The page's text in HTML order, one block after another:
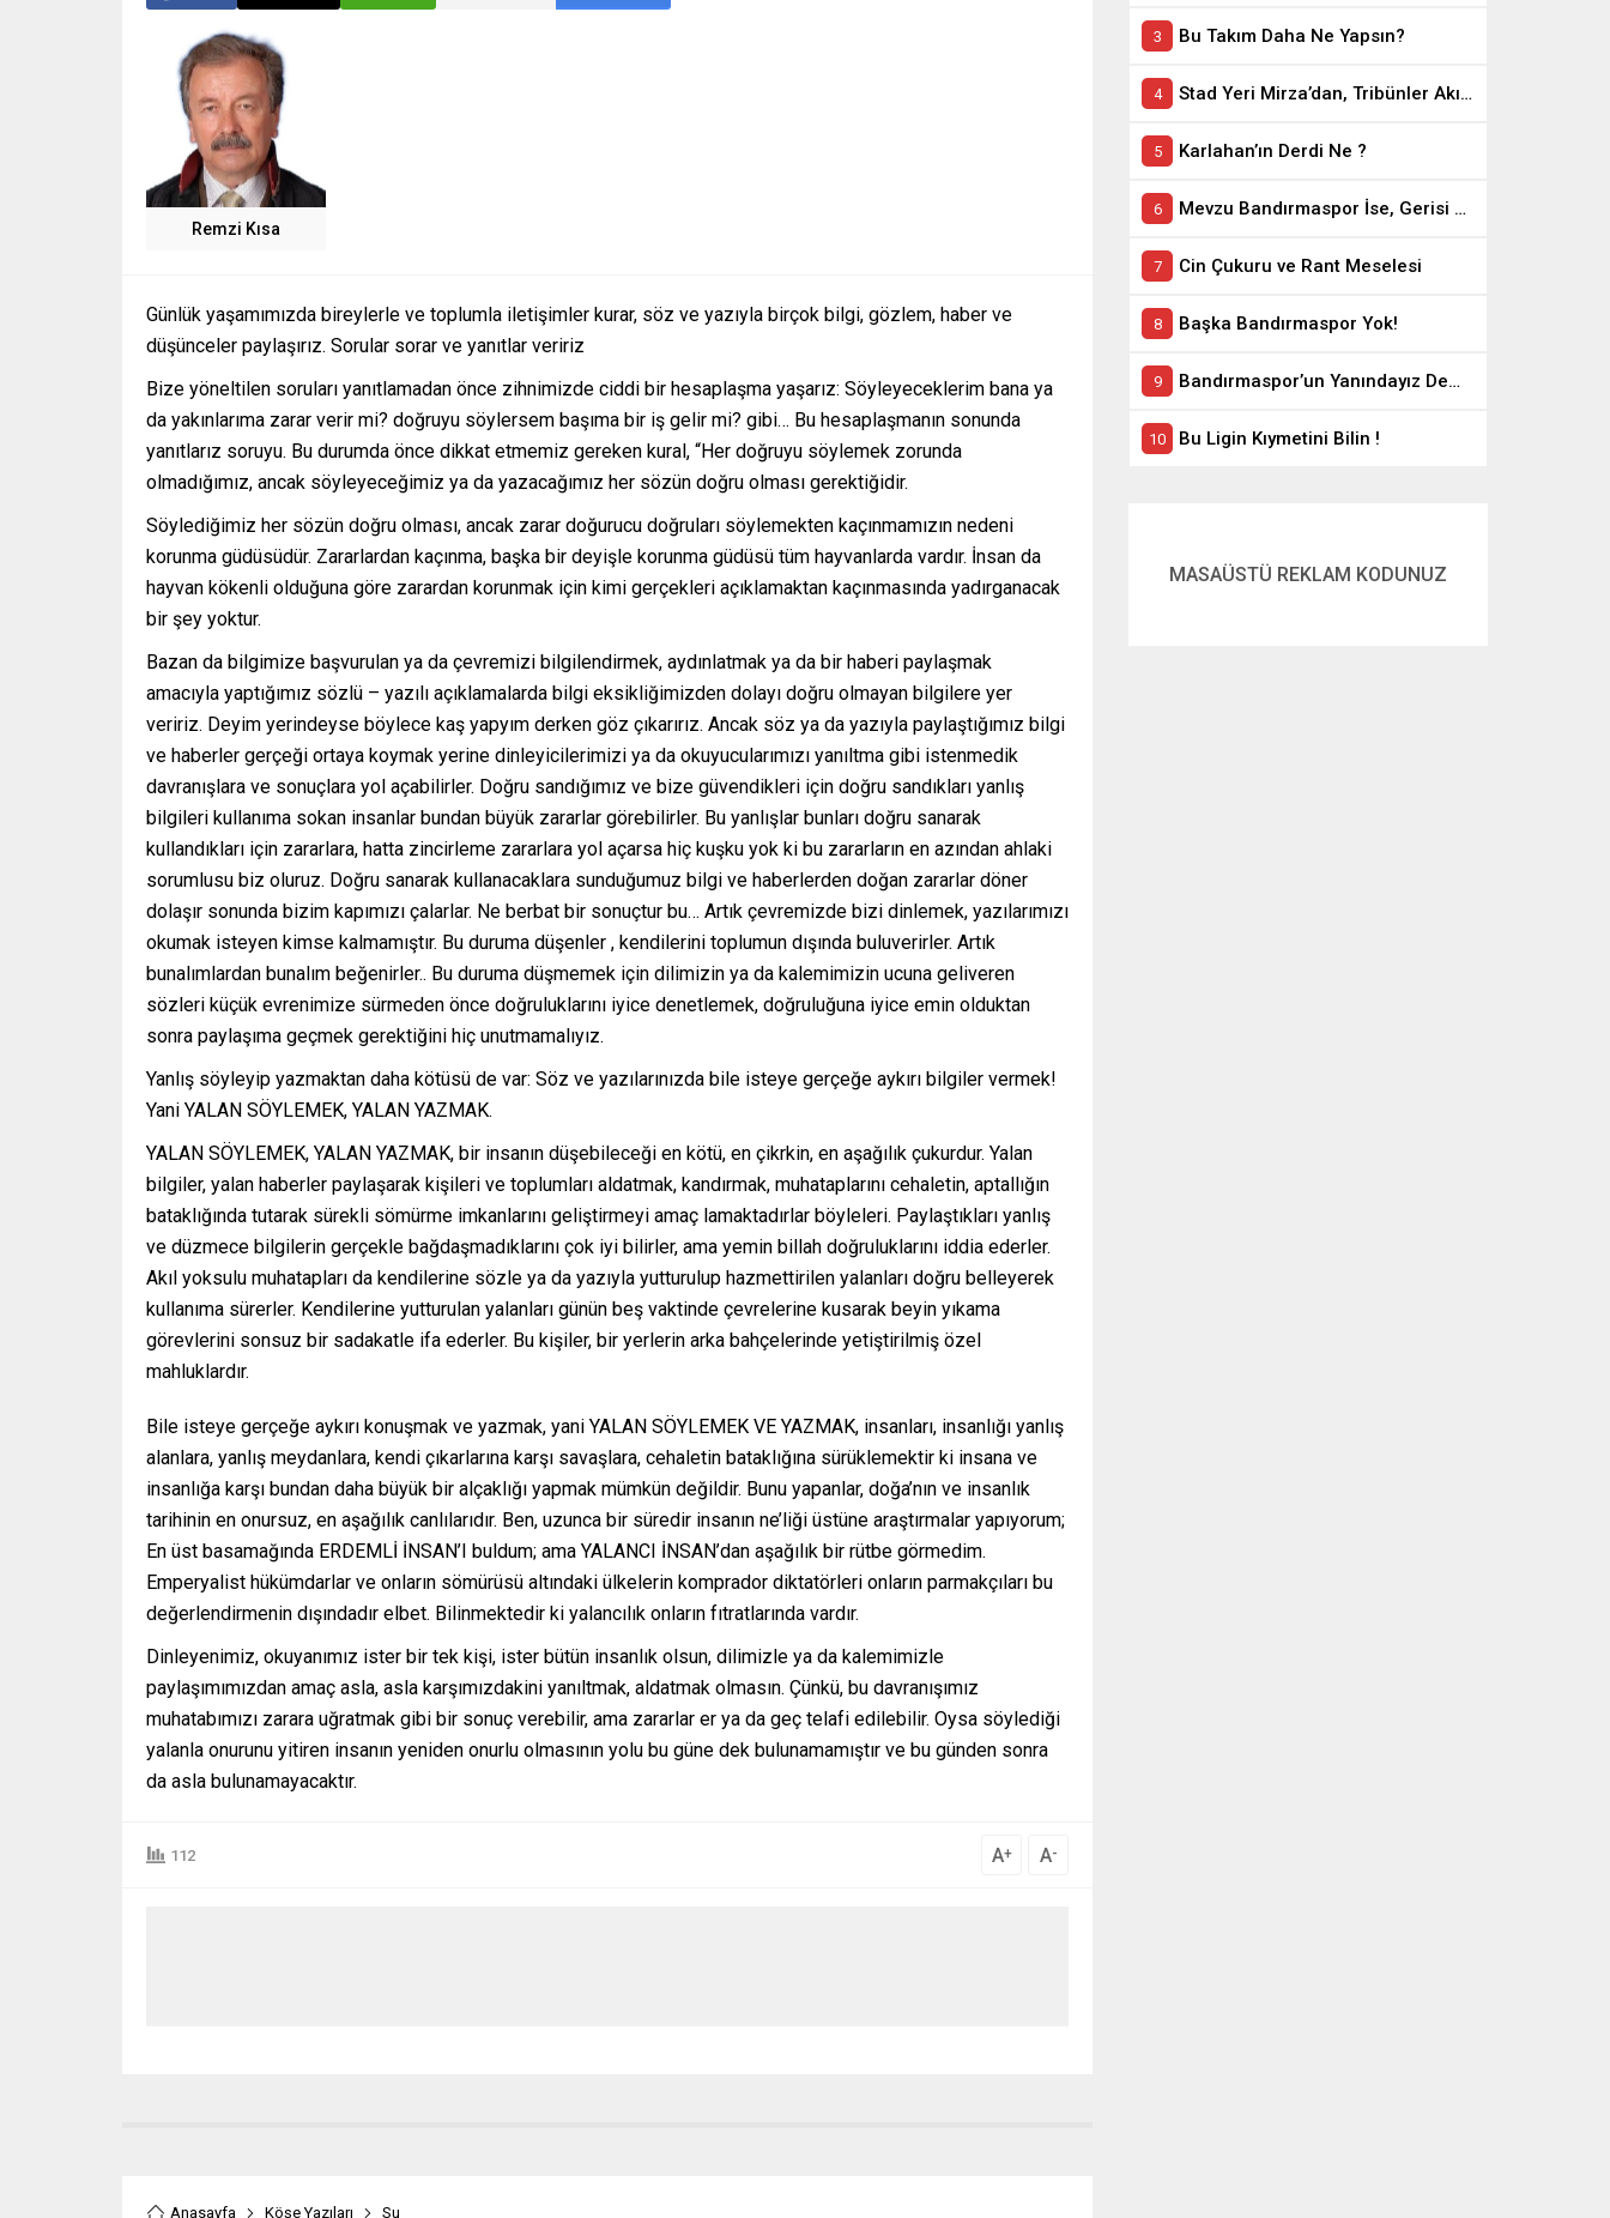
Remzi Kısa
Günlük yaşamımızda bireylerle ve toplumla iletişimler kurar, söz ve yazıyla birçok bilgi, gözlem, haber ve
düşünceler paylaşırız. Sorular sorar ve yanıtlar veririz
Bize yöneltilen soruları yanıtlamadan önce zihnimizde ciddi bir hesaplaşma yaşarız: Söyleyeceklerim bana ya
da yakınlarıma zarar verir mi? doğruyu söylersem başıma bir iş gelir mi? gibi… Bu hesaplaşmanın sonunda
yanıtlarız soruyu. Bu durumda önce dikkat etmemiz gereken kural, “Her doğruyu söylemek zorunda
olmadığımız, ancak söyleyeceğimiz ya da yazacağımız her sözün doğru olması gerektiğidir.
Söylediğimiz her sözün doğru olması, ancak zarar doğurucu doğruları söylemekten kaçınmamızın nedeni
korunma güdüsüdür. Zararlardan kaçınma, başka bir deyişle korunma güdüsü tüm hayvanlarda vardır. İnsan da
hayvan kökenli olduğuna göre zarardan korunmak için kimi gerçekleri açıklamaktan kaçınmasında yadırganacak
bir şey yoktur.
Bazan da bilgimize başvurulan ya da çevremizi bilgilendirmek, aydınlatmak ya da bir haberi paylaşmak
amacıyla yaptığımız sözlü – yazılı açıklamalarda bilgi eksikliğimizden dolayı doğru olmayan bilgilere yer
veririz. Deyim yerindeyse böylece kaş yapyım derken göz çıkarırız. Ancak söz ya da yazıyla paylaştığımız bilgi
ve haberler gerçeği ortaya koymak yerine dinleyicilerimizi ya da okuyucularımızı yanıltma gibi istenmedik
davranışlara ve sonuçlara yol açabilirler. Doğru sandığımız ve bize güvendikleri için doğru sandıkları yanlış
bilgileri kullanıma sokan insanlar bundan büyük zararlar görebilirler. Bu yanlışlar bunları doğru sanarak
kullandıkları için zararlara, hatta zincirleme zararlara yol açarsa hiç kuşku yok ki bu zararların en azından ahlaki
sorumlusu biz oluruz. Doğru sanarak kullanacaklara sunduğumuz bilgi ve haberlerden doğan zararlar döner
dolaşır sonunda bizim kapımızı çalarlar. Ne berbat bir sonuçtur bu… Artık çevremizde bizi dinlemek, yazılarımızı
okumak isteyen kimse kalmamıştır. Bu duruma düşenler , kendilerini toplumun dışında buluverirler. Artık
bunalımlardan bunalım beğenirler.. Bu duruma düşmemek için dilimizin ya da kalemimizin ucuna geliveren
sözleri küçük evrenimize sürmeden önce doğruluklarını iyice denetlemek, doğruluğuna iyice emin olduktan
sonra paylaşıma geçmek gerektiğini hiç unutmamalıyız.
Yanlış söyleyip yazmaktan daha kötüsü de var: Söz ve yazılarınızda bile isteye gerçeğe aykırı bilgiler vermek!
Yani YALAN SÖYLEMEK, YALAN YAZMAK.
YALAN SÖYLEMEK, YALAN YAZMAK, bir insanın düşebileceği en kötü, en çikrkin, en aşağılık çukurdur. Yalan
bilgiler, yalan haberler paylaşarak kişileri ve toplumları aldatmak, kandırmak, muhataplarını cehaletin, aptallığın
bataklığında tutarak sürekli sömürme imkanlarını geliştirmeyi amaç lamaktadırlar böyleleri. Paylaştıkları yanlış
ve düzmece bilgilerin gerçekle bağdaşmadıklarını çok iyi bilirler, ama yemin billah doğruluklarını iddia ederler.
Akıl yoksulu muhatapları da kendilerine sözle ya da yazıyla yutturulup hazmettirilen yalanları doğru belleyerek
kullanıma sürerler. Kendilerine yutturulan yalanları günün beş vaktinde çevrelerine kusarak beyin yıkama
görevlerini sonsuz bir sadakatle ifa ederler. Bu kişiler, bir yerlerin arka bahçelerinde yetiştirilmiş özel
mahluklardır.
Bile isteye gerçeğe aykırı konuşmak ve yazmak, yani YALAN SÖYLEMEK VE YAZMAK, insanları, insanlığı yanlış
alanlara, yanlış meydanlara, kendi çıkarlarına karşı savaşlara, cehaletin bataklığına sürüklemektir ki insana ve
insanlığa karşı bundan daha büyük bir alçaklığı yapmak mümkün değildir. Bunu yapanlar, doğa’nın ve insanlık
tarihinin en onursuz, en aşağılık canlılarıdır. Ben, uzunca bir süredir insanın ne’liği üstüne araştırmalar yapıyorum;
En üst basamağında ERDEMLİ İNSAN’I buldum; ama YALANCI İNSAN’dan aşağılık bir rütbe görmedim.
Emperyalist hükümdarlar ve onların sömürüsü altındaki ülkelerin komprador diktatörleri onların parmakçıları bu
değerlendirmenin dışındadır elbet. Bilinmektedir ki yalancılık onların fıtratlarında vardır.
Dinleyenimiz, okuyanımız ister bir tek kişi, ister bütün insanlık olsun, dilimizle ya da kalemimizle
paylaşımımızdan amaç asla, asla karşımızdakini yanıltmak, aldatmak olmasın. Çünkü, bu davranışımız
muhatabımızı zarara uğratmak gibi bir sonuç verebilir, ama zararlar er ya da geç telafi edilebilir. Oysa söylediği
yalanla onurunu yitiren insanın yeniden onurlu olmasının yolu bu güne dek bulunamamıştır ve bu günden sonra
da asla bulunamayacaktır.
112 A+ A-
Anasayfa Köşe Yazıları Su
Bu Takım Daha Ne Yapsın?
Stad Yeri Mirza’dan, Tribünler Akın’dan: Geriye Bakanlık Kaldı.
Karlahan’ın Derdi Ne ?
Mevzu Bandırmaspor İse, Gerisi Teferruattır
Cin Çukuru ve Rant Meselesi
Başka Bandırmaspor Yok!
Bandırmaspor’un Yanındayız Demekle Olmuyor!
Bu Ligin Kıymetini Bilin !
MASAÜSTÜ REKLAM KODUNUZ